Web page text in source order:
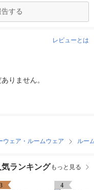
する
レビューとは
りません。
ウェア・ルームウェア ルー
ランキング もっと見る
3 4